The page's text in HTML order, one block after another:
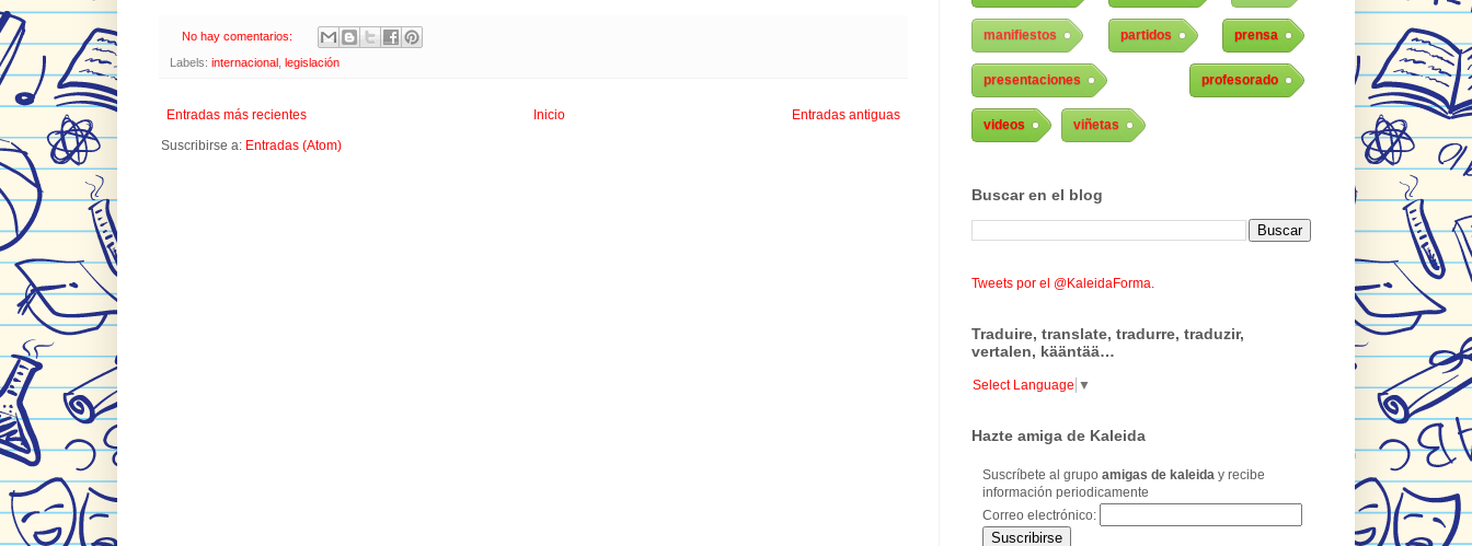
No hay comentarios:
Labels: internacional legislación
Entradas más recientes Entradas antiguas
Inicio
Suscribirse a: Entradas (Atom)
manifiestos partidos prensa
presentaciones profesorado
videos viñetas
Buscar en el blog
Tweets por el @KaleidaForma.
Traduire, translate, tradurre, traduzir,
vertalen, kääntää…
Select Language ▼
Hazte amiga de Kaleida
Suscríbete al grupo amigas de kaleida y recibe
información periodicamente
Correo electrónico: